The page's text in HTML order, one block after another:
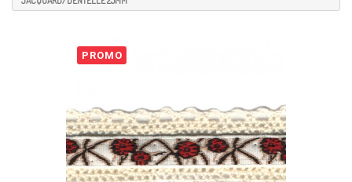
PROMO